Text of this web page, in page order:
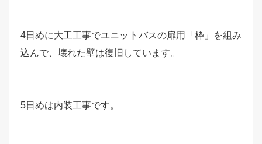
4日めに大工工事でユニットバスの扉用「枠」を組み
込んで、壊れた壁は復旧しています。
5日めは内装工事です。